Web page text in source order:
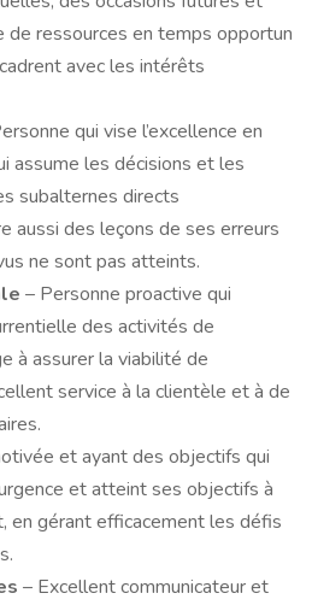
de ressources en temps opportun
avec les intérêts
qui vise l’excellence en
assume les décisions et les
subalternes directs
aussi des leçons de ses erreurs
ne sont pas atteints.
– Personne proactive qui
des activités de
à assurer la viabilité de
service à la clientèle et à de
et ayant des objectifs qui
et atteint ses objectifs à
en gérant efficacement les défis
– Excellent communicateur et